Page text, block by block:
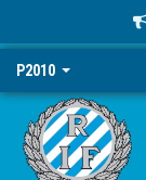
P2010